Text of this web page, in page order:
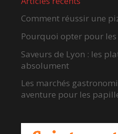
Comment réussir une
Pourquoi opter pour
Saveurs de Lyon : les
absolument
Les marchés
aventure pour les